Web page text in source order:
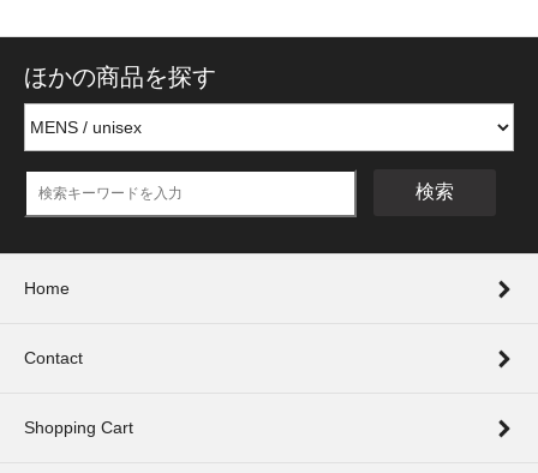
ほかの商品を探す
検索
Home
Contact
Shopping Cart